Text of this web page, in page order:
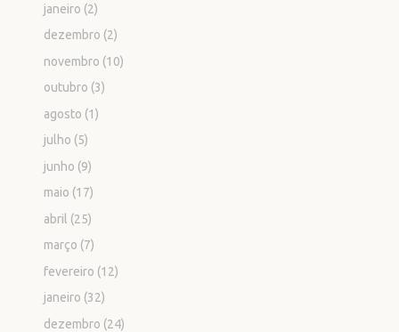
janeiro (2)
dezembro (2)
novembro (10)
outubro (3)
agosto (1)
julho (5)
junho (9)
maio (17)
abril (25)
março (7)
fevereiro (12)
janeiro (32)
dezembro (24)